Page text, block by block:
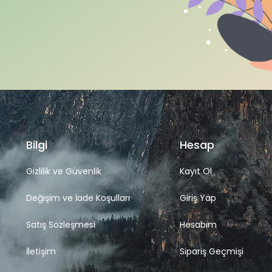
Bilgi
Gizlilik ve Güvenlik
Değişim ve İade Koşulları
Satış Sözleşmesi
İletişim
Hesap
Kayıt Ol
Giriş Yap
Hesabım
Sipariş Geçmişi